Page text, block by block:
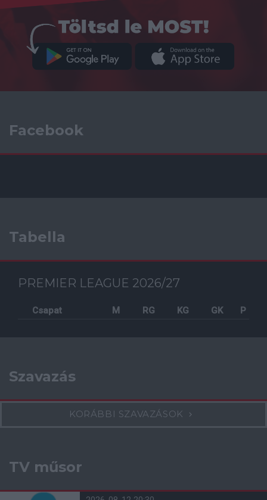
Facebook
Tabella
PREMIER LEAGUE 2026/27
Csapat M RG KG GK P
Szavazás
KORÁBBI SZAVAZÁSOK
TV műsor